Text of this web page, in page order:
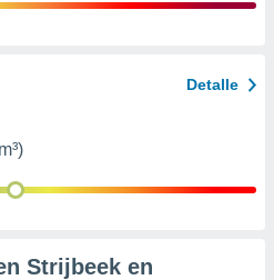
Detalle
Strijbeek en